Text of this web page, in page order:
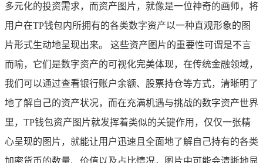
多元化的投资需求，而资产图片，就像是一位神奇的画师，将
用户在TP钱包内所拥有的各类数字资产以一种直观形象的图
片形式生动地呈现出来。 这些资产图片的重要性可谓是不言
而喻，它们是数字资产的可视化完美体现，在传统金融领域，
我们可以通过查看银行账户余额、股票持仓等方式，清晰明了
地了解自己的资产状况，而在充满机遇与挑战的数字资产世界
里，TP钱包资产图片就发挥着类似的关键作用，仅仅一张精
心呈现的图片，就能让用户迅速且全面地了解自己持有的各类
加密货币的数量、价值以及占比情况，图片中可能会清晰地显